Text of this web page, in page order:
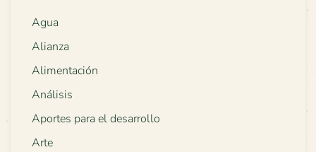
Agua
Alianza
Alimentación
Análisis
Aportes para el desarrollo
Arte